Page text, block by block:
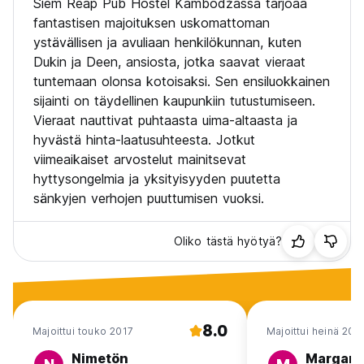
3. Maksu suoritetaan saavuttaessa vain käteisellä.
4. Huonehinnat eivät sisällä aamiaista.
- Aamiainen on saatavilla edulliseen hintaan ravintolassa.
5. Ilmainen peruutus ennen 48 tuntia ennen
sisäänkirjautumista
48 tunnin sisällä sisäänkirjautumisesta: 100 % oleskelusta
veloitetaan.
6. Emme salli sähköpyörää täällä. Jos saamme selville,
veloitamme sinulta 50 dollaria.
7. Emme salli moottorin tai pyörän pysäköintiä tänne ennen
klo 21.
8. Emme salli kenkien käyttöä sisällä. (Auto-translated from
Siem Reap Pub Hostel Kambodžassa tarjoaa
fantastisen majoituksen uskomattoman
ystävällisen ja avuliaan henkilökunnan, kuten
Dukin ja Deen, ansiosta, jotka saavat vieraat
tuntemaan olonsa kotoisaksi. Sen ensiluokkainen
sijainti on täydellinen kaupunkiin tutustumiseen.
Vieraat nauttivat puhtaasta uima-altaasta ja
hyvästä hinta-laatusuhteesta. Jotkut
viimeaikaiset arvostelut mainitsevat
hyttysongelmia ja yksityisyyden puutetta
sänkyjen verhojen puuttumisen vuoksi.
Oliko tästä hyötyä?
Majoittui touko 2017 8.0
Nimetön
Majoittui heinä